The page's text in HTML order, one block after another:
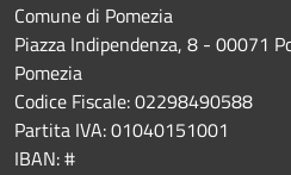
Comune di Pomezia
Piazza Indipendenza, 8 - 00071
Pomezia
Codice Fiscale: 02298490588
Partita IVA: 01040151001
IBAN: #